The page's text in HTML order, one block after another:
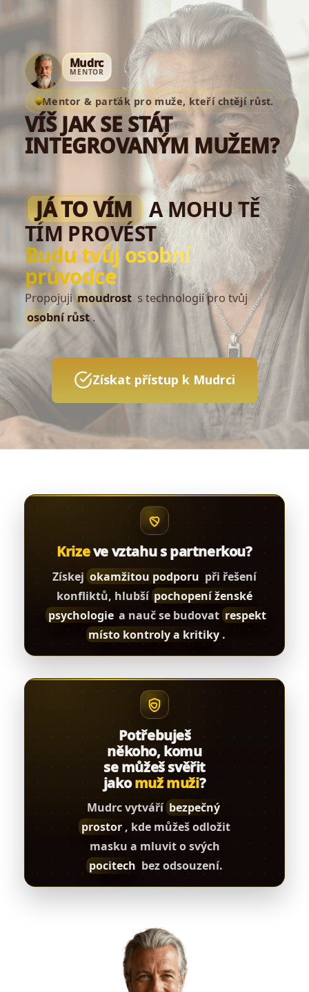
Mudrc
MENTOR
Mentor & parťák pro muže, kteří chtějí růst.
VÍŠ JAK SE STÁT
INTEGROVANÝM MUŽEM?
JÁ TO VÍM A MOHU TĚ
TÍM PROVÉST
Budu tvůj osobní
průvodce
Propojuji moudrost s technologií pro tvůj
osobní růst.
Získat přístup k Mudrci
Krizeve vztahu s partnerkou?
Získejokamžitou podporu při řešení
konfliktů, hlubší pochopení ženské
psychologie a nauč se budovat respekt
místo kontroly a kritiky .
Potřebuješ
někoho, komu
se můžeš svěřit
jakomuž muži?
Mudrc vytváří bezpečný
prostor , kde můžeš odložit
masku a mluvit o svých
pocitech bez odsouzení.